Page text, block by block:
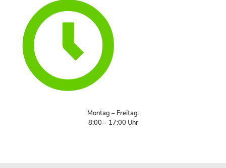
Montag – Freitag:
8:00 – 17:00 Uhr